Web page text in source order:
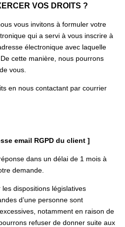
VOS DROITS ?
vous invitons à formuler votre
qui a servi à vous inscrire à
électronique avec laquelle
cette manière, nous pourrons
vous.
en nous contactant par courrier
email RGPD du client ]
dans un délai de 1 mois à
demande.
dispositions législatives
d’une personne sont
notamment en raison de
refuser de donner suite aux